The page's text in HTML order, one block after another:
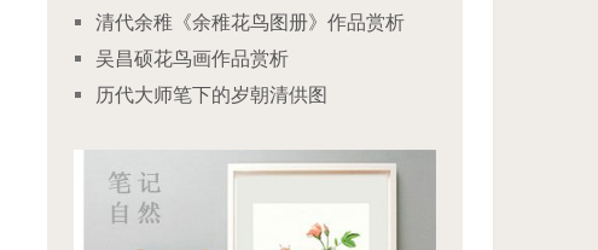
清代余稚《余稚花鸟图册》作品赏析
吴昌硕花鸟画作品赏析
历代大师笔下的岁朝清供图